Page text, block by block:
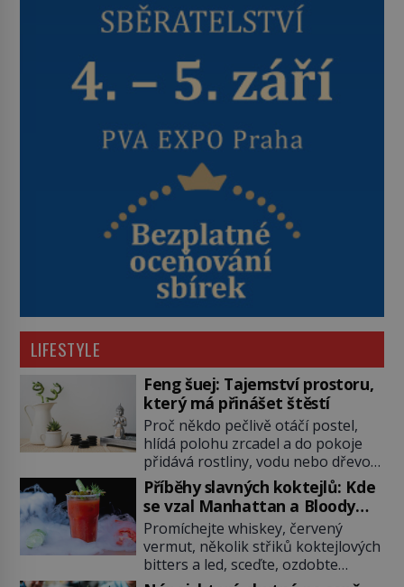
LIFESTYLE
Feng šuej: Tajemství prostoru,
který má přinášet štěstí
Proč někdo pečlivě otáčí postel,
hlídá polohu zrcadel a do pokoje
přidává rostliny, vodu nebo dřevo?
Feng šuej tvrdí, že domov není jen
soubor zdí a nábytku. Je to prostor,
kterým proudí energie čchi a jeho
uspořádání může ovlivňovat, jak se
v něm člověk cítí. Feng šuej má
kořeny ve staré Číně a jeho historie
Příběhy slavných koktejlů: Kde
se vzal Manhattan a Bloody
Mary?
Promíchejte whiskey, červený
vermut, několik střiků koktejlových
bitters a led, sceďte, ozdobte
koktejlovou třešinkou a tadá…